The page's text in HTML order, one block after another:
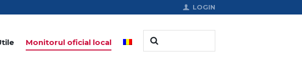
LOGIN
Monitorul oficial local